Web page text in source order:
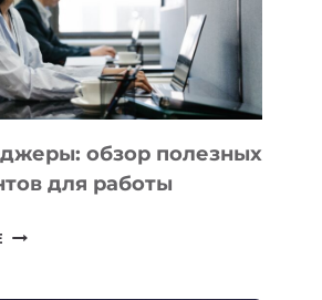
обзор полезных
для работы
ТАСК-